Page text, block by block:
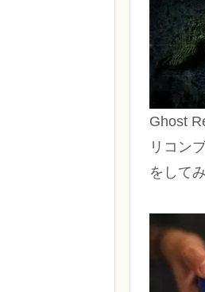
Ghost
リコン
をして